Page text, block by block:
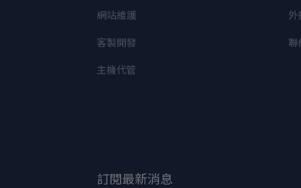
網站維護
客製開發
主機代管
外
聯
訂閱最新消息